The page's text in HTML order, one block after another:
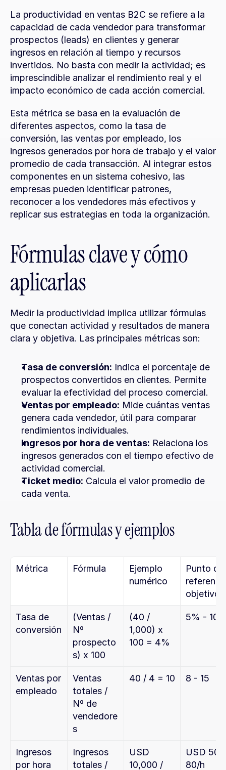
La productividad en ventas B2C se refiere a la
capacidad de cada vendedor para transformar
prospectos (leads) en clientes y generar
ingresos en relación al tiempo y recursos
invertidos. No basta con medir la actividad; es
imprescindible analizar el rendimiento real y el
impacto económico de cada acción comercial.
Esta métrica se basa en la evaluación de
diferentes aspectos, como la tasa de
conversión, las ventas por empleado, los
ingresos generados por hora de trabajo y el valor
promedio de cada transacción. Al integrar estos
componentes en un sistema cohesivo, las
empresas pueden identificar patrones,
reconocer a los vendedores más efectivos y
replicar sus estrategias en toda la organización.
Fórmulas clave y cómo
aplicarlas
Medir la productividad implica utilizar fórmulas
que conectan actividad y resultados de manera
clara y objetiva. Las principales métricas son:
Tasa de conversión: Indica el porcentaje de
prospectos convertidos en clientes. Permite
evaluar la efectividad del proceso comercial.
Ventas por empleado: Mide cuántas ventas
genera cada vendedor, útil para comparar
rendimientos individuales.
Ingresos por hora de ventas: Relaciona los
ingresos generados con el tiempo efectivo de
actividad comercial.
Ticket medio: Calcula el valor promedio de
cada venta.
Tabla de fórmulas y ejemplos
Métrica Fórmula
Ejemplo
numérico
Punto de
objetivo
Tasa de
conversión
(Ventas /
Nº
prospecto
s) x 100
(40 /
1,000) x
100 = 4%
5% -
Ventas por
empleado
Ventas
totales /
Nº de
vendedore
s
40 / 4 = 10 8 - 15
Ingresos
por hora
Ingresos
totales /
USD
10,000 /
USD 50 -
80/h